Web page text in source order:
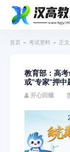
首页 考试资料 正文
教育部：高
或“专家”押
开心田螺